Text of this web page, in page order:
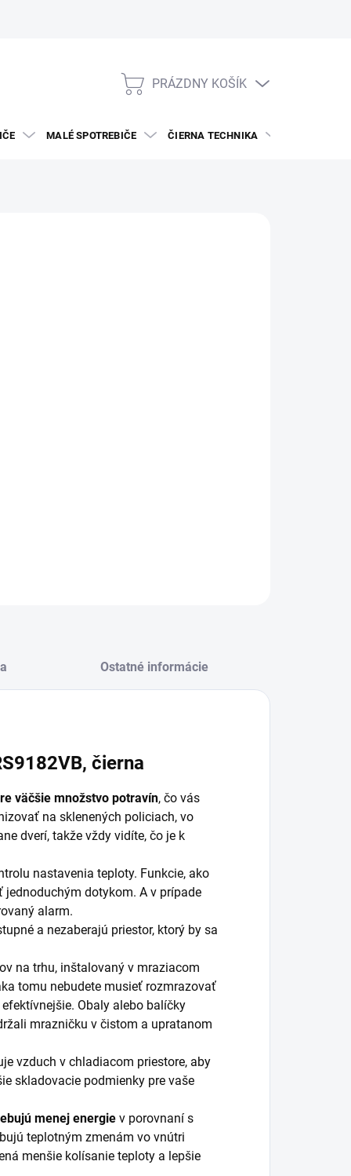
NÁKUPNÝ
PRÁZDNY KOŠÍK
MALÉ SPOTREBIČE ČIERNA TECHNIKA
chladnička dvojdverová – energetická trieda E,
Ostatné informácie
čierna
väčšie množstvo potravín, čo vás
na sklenených policiach, vo
dverí, takže vždy vidíte, čo je k
nastavenia teploty. Funkcie, ako
jednoduchým dotykom. A v prípade
alarm.
a nezaberajú priestor, ktorý by sa
na trhu, inštalovaný v mraziacom
tomu nebudete musieť rozmrazovať
Obaly alebo balíčky
mrazničku v čistom a upratanom
vzduch v chladiacom priestore, aby
skladovacie podmienky pre vaše
menej energie v porovnaní s
teplotným zmenám vo vnútri
menšie kolísanie teploty a lepšie